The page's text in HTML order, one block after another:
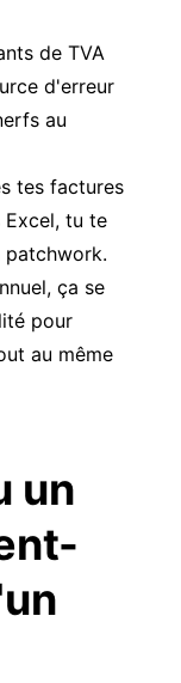
de TVA
d'erreur
au
tes factures
tu te
patchwork.
ça se
pour
au même
un